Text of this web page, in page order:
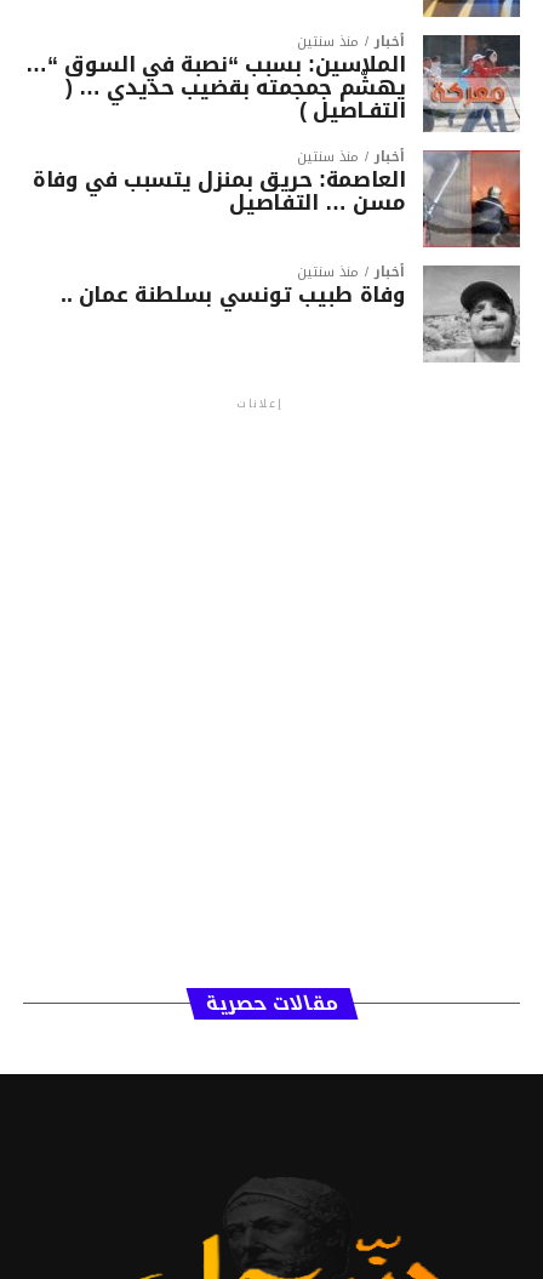
أخبار منذ سنتين
الملاسين: بسبب “نصبة في السوق “…
يهشّم جمجمته بقضيب حديدي … (
التفـاصيل )
أخبار منذ سنتين
العاصمة: حريق بمنزل يتسبب في وفاة
مسن … التفاصيل
أخبار منذ سنتين
وفاة طبيب تونسي بسلطنة عمان ..
إعلانات
مقالات حصرية